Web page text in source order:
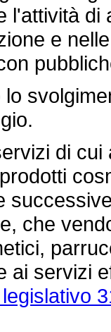
l'attività
e
di cui
che
ai servizi